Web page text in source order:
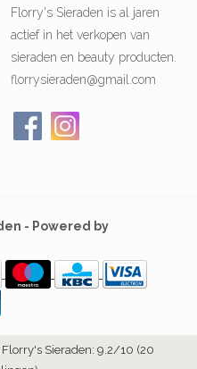
Florry's Sieraden is al jaren
actief in het verkopen van
sieraden en beauty producten.
florrysieraden@gmail.com
- Powered by
Florry's Sieraden: 9.2/10 (20